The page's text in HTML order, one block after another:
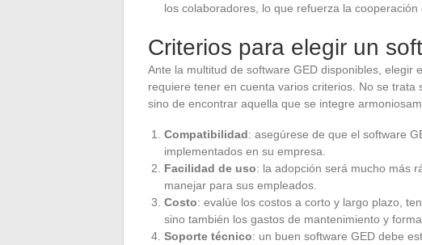
los colaboradores, lo que refuerza la cooperación
Criterios para elegir un
Ante la multitud de software GED disponibles, elegir
requiere tener en cuenta varios criterios. No se trata
sino de encontrar aquella que se integre
Compatibilidad: asegúrese de que el software
implementados en su empresa.
Facilidad de uso: la adopción será mucho más
manejar para sus empleados.
Costo: evalúe los costos a corto y largo plazo,
sino también los gastos de mantenimiento y
Soporte técnico: un buen software GED debe